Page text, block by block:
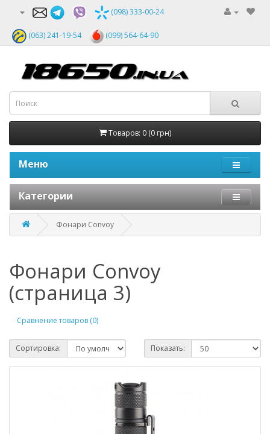
(098) 333-00-24
(063) 241-19-54 (099) 564-64-90
Товаров: 0 (0 грн)
Меню
Категории
Фонари Convoy
Фонари Convoy
(страница 3)
Сравнение товаров (0)
Сортировка: Показать: